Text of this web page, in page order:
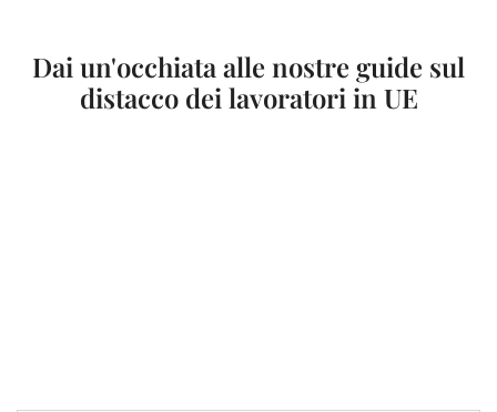
Dai un'occhiata alle nostre guide sul
distacco dei lavoratori in UE